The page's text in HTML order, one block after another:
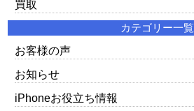
買取
カテゴリー一覧
お客様の声
お知らせ
iPhoneお役立ち情報